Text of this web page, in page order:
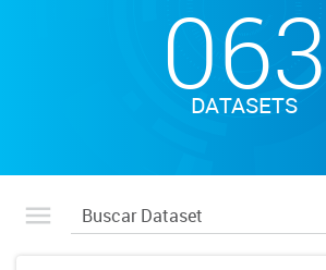
063
DATASETS